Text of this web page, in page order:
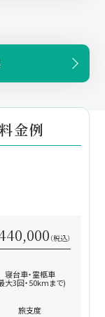
金例
（税込）
寝台車・霊柩車
大3回・50kmまで)
旅支度